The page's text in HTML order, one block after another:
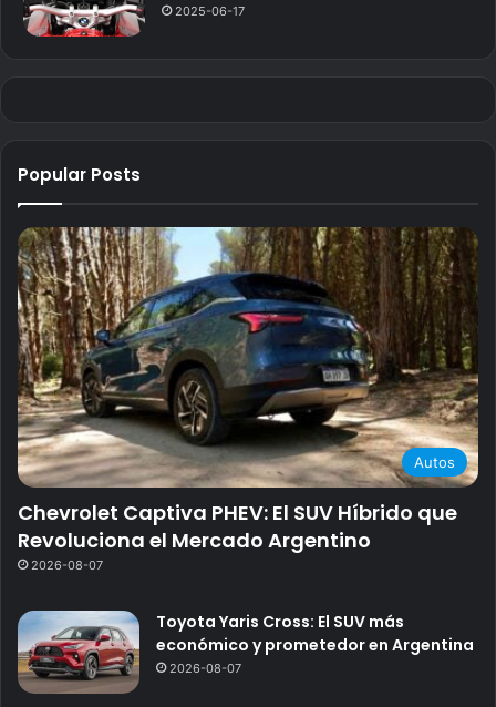
2025-06-17
Popular Posts
Autos
Chevrolet Captiva PHEV: El SUV Híbrido que
Revoluciona el Mercado Argentino
2026-08-07
Toyota Yaris Cross: El SUV más
económico y prometedor en Argentina
2026-08-07